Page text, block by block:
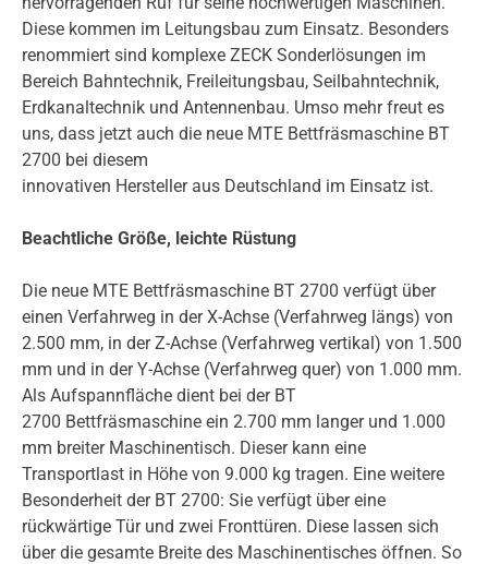
Diese kommen im Leitungsbau zum Einsatz. Besonders
renommiert sind komplexe ZECK Sonderlösungen im
Bereich Bahntechnik, Freileitungsbau, Seilbahntechnik,
Erdkanaltechnik und Antennenbau. Umso mehr freut es
uns, dass jetzt auch die neue MTE Bettfräsmaschine BT
2700 bei diesem
innovativen Hersteller aus Deutschland im Einsatz ist.
Beachtliche Größe, leichte Rüstung
Die neue MTE Bettfräsmaschine BT 2700 verfügt über
einen Verfahrweg in der X-Achse (Verfahrweg längs) von
2.500 mm, in der Z-Achse (Verfahrweg vertikal) von 1.500
mm und in der Y-Achse (Verfahrweg quer) von 1.000 mm.
Als Aufspannfläche dient bei der BT
2700 Bettfräsmaschine ein 2.700 mm langer und 1.000
mm breiter Maschinentisch. Dieser kann eine
Transportlast in Höhe von 9.000 kg tragen. Eine weitere
Besonderheit der BT 2700: Sie verfügt über eine
rückwärtige Tür und zwei Fronttüren. Diese lassen sich
über die gesamte Breite des Maschinentisches öffnen. So